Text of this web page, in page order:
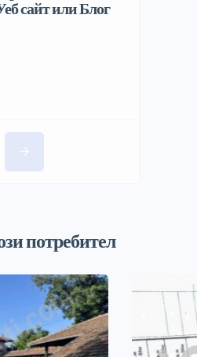
сайт или Блог
потребител